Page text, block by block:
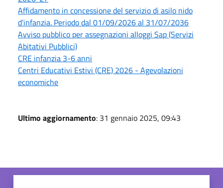
Affidamento in concessione del servizio di asilo nido
d'infanzia. Periodo dal 01/09/2026 al 31/07/2036
Avviso pubblico per assegnazioni alloggi Sap (Servizi
Abitativi Pubblici)
CRE infanzia 3-6 anni
Centri Educativi Estivi (CRE) 2026 - Agevolazioni
economiche
Ultimo aggiornamento: 31 gennaio 2025, 09:43